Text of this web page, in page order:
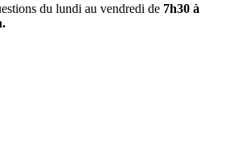
du lundi au vendredi de 7h30 à